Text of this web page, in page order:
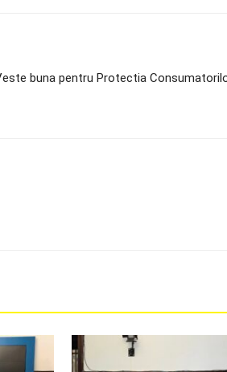
buna pentru Protectia